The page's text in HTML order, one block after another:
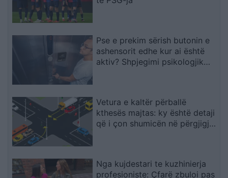
Pse e prekim sërish butonin e
ashensorit edhe kur ai është
aktiv? Shpjegimi psikologjik
Vetura e kaltër përballë
kthesës majtas: ky është detaji
që i çon shumicën në përgjigje
Nga kujdestari te kuzhinierja
profesioniste: Çfarë zbuloi pas